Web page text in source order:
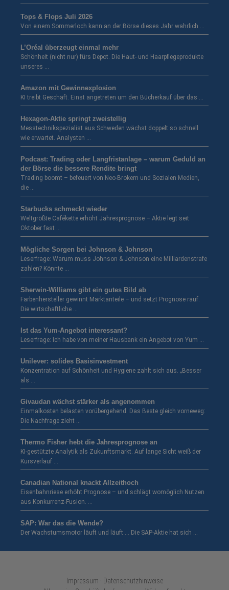
Tops & Flops Juli 2026
Von einem Sommerloch kann an der Börse dieses Jahr wahrlich …
L’Oréal überzeugt einmal mehr
Schönheit (nicht nur) fürs Depot. Die Haut- und Haarpflegeprodukte
unseres …
Amazon mit Gewinnexplosion
KI treibt Geschäft. Einst angetreten um den Bücherkauf über das …
Hexagon-Aktie springt zweistellig
Messtechnikspezialist aus Schweden wächst doppelt so schnell
wie erwartet. Analysten …
Podcast: Trading oder Langfristanlage – warum Geduld an
der Börse die bessere Rendite bringt
Trading boomt – befeuert von Neo-Brokern und Sozialen Medien,
die …
Starbucks schmeckt wieder
Weltgrößte Cafékette erhöht Jahresprognose – Aktie legt seit
Oktober fast …
Mögliche Sorgen bei Johnson & Johnson
Leserfrage: Warum muss Johnson & Johnson eine Milliardenstrafe
zahlen? Könnte …
Sherwin-Williams gibt ein gutes Bild ab
Farbenhersteller gewinnt Marktanteile – und setzt Prognose rauf.
Die wirtschaftliche …
Ist das Yum-Angebot interessant?
Leserfrage: Ich habe von meiner Hausbank ein Angebot von Yum …
Unilever: solides Basisinvestment
Konzentration auf Schönheit und Hygiene zahlt sich aus. „Besser
als …
Givaudan wächst stärker als angenommen
Einmalkosten belasten vorübergehend. Das Beste gleich vorneweg:
Die Nachfrage zieht …
Thermo Fisher hebt die Jahresprognose an
KI-gestützte Analytik als Zukunftsmarkt. Auf lange Sicht weiß der
Kursverlauf …
Canadian National knackt Allzeithoch
Eisenbahnriese erhöht Prognose – und schlägt womöglich Nutzen
aus Konkurrenz-Fusion. …
SAP: War das die Wende?
Der Wachstumsmotor läuft und läuft … Die SAP-Aktie hat sich …
Impressum · Datenschutzhinweise